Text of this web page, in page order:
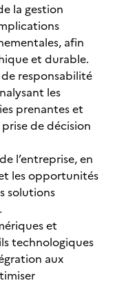
la gestion
afin
et durable.
responsabilité
les
prenantes et
de décision
l’entreprise, en
les opportunités
solutions
et
technologiques
aux